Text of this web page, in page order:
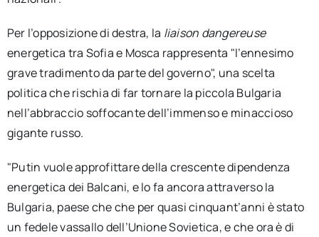
Per l’opposizione di destra, la liaison dangereuse
energetica tra Sofia e Mosca rappresenta "l’ennesimo
grave tradimento da parte del governo", una scelta
politica che rischia di far tornare la piccola Bulgaria
nell’abbraccio soffocante dell’immenso e minaccioso
gigante russo.
"Putin vuole approfittare della crescente dipendenza
energetica dei Balcani, e lo fa ancora attraverso la
Bulgaria, paese che che per quasi cinquant’anni è stato
un fedele vassallo dell’Unione Sovietica, e che ora è di